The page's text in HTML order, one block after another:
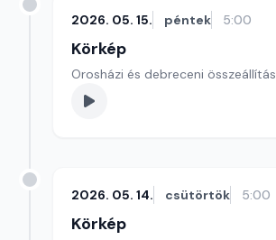
2026. 05. 15. péntek 5:00
Körkép
Orosházi és debreceni összeállítás
2026. 05. 14. csütörtök 5:00
Körkép